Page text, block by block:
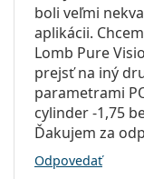
boli veľmi
aplikácii.
Lomb Pure
prejsť na iný
parametrami
cylinder -1,75
Ďakujem za
Odpovedať